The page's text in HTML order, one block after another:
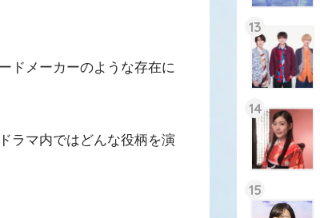
ドメーカーのような存在に
ラマ内ではどんな役柄を演
13
14
15